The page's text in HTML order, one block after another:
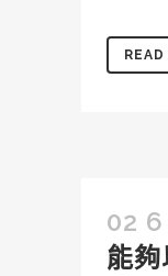
02 6
能